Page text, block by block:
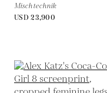
Mischtechnik
USD 23,900